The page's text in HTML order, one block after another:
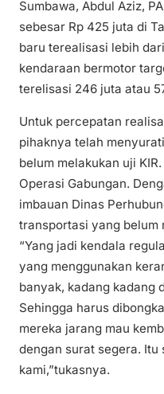
Sumbawa, Abdul Aziz,
sebesar Rp 425 juta di
baru terealisasi lebih
kendaraan bermotor
terelisasi 246 juta atau
Untuk percepatan
pihaknya telah
belum melakukan uji
Operasi Gabungan.
imbauan Dinas
transportasi yang belum
“Yang jadi kendala
yang menggunakan
banyak, kadang kadang
Sehingga harus
mereka jarang mau
dengan surat segera. Itu
kami,”tukasnya.